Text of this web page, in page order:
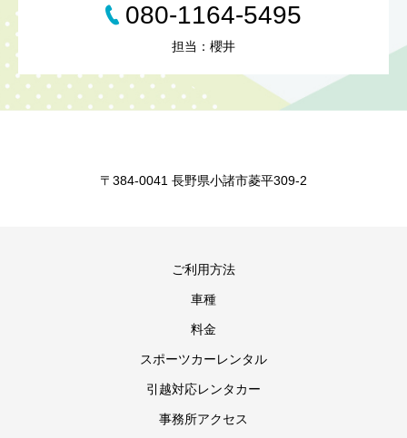
080-1164-5495
担当：櫻井
〒384-0041 長野県小諸市菱平309-2
ご利用方法
車種
料金
スポーツカーレンタル
引越対応レンタカー
事務所アクセス